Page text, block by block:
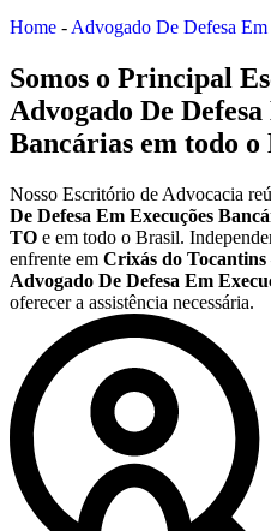
Home - Advogado De Defesa
Somos o Principal
Advogado De
Bancárias em todo o
Nosso Escritório de Advocacia
De Defesa Em Execuções
TO e em todo o Brasil.
enfrente em Crixás do Tocantins
Advogado De Defesa Em
oferecer a assistência necessária.